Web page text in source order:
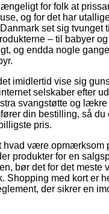
for folk at
og for det har
set sig tvunget
– til babyer
og endda nogle
imidlertid vise sig
selskaber efter
svangstøtte og
din bestilling, så du
pris.
hvad være opmærksom
produkter for en
bør det for det meste
Shopping med kort er
der sikrer en